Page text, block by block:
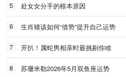
5 处女女分手的根本原因
6 生肖猪该如何“借势”提升自己运势
7 开扒！属蛇男相亲时最挑剔你啥
8 苏珊米勒2026年5月双鱼座运势